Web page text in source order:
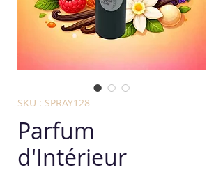
SKU : SPRAY128
Parfum
d'Intérieur